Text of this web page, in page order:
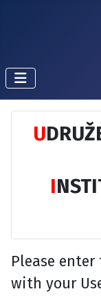
U
I
Please
with your